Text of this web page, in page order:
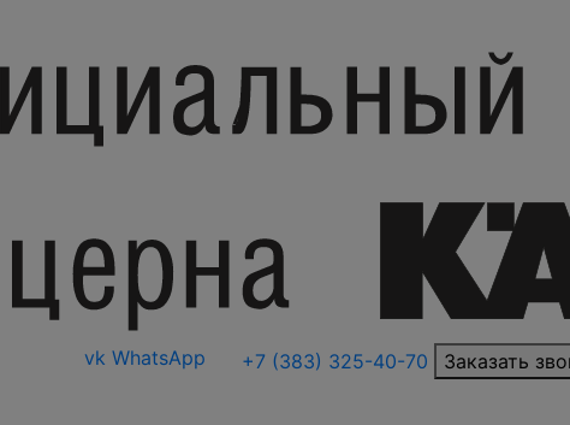
vk WhatsApp +7 (383) 325-40-70 Заказать